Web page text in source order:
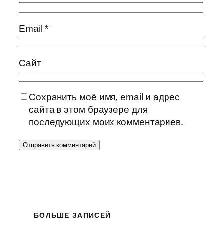
Email*
Сайт
Сохранить моё имя, email и адрес
сайта в этом браузере для
последующих моих комментариев.
БОЛЬШЕ ЗАПИСЕЙ